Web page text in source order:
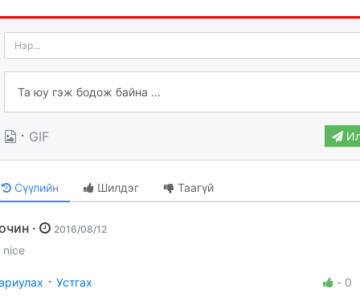
· GIF
Сүүлийн Шилдэг Таагүй
Зочин · 2016/08/12
nice
· Устгах - 0